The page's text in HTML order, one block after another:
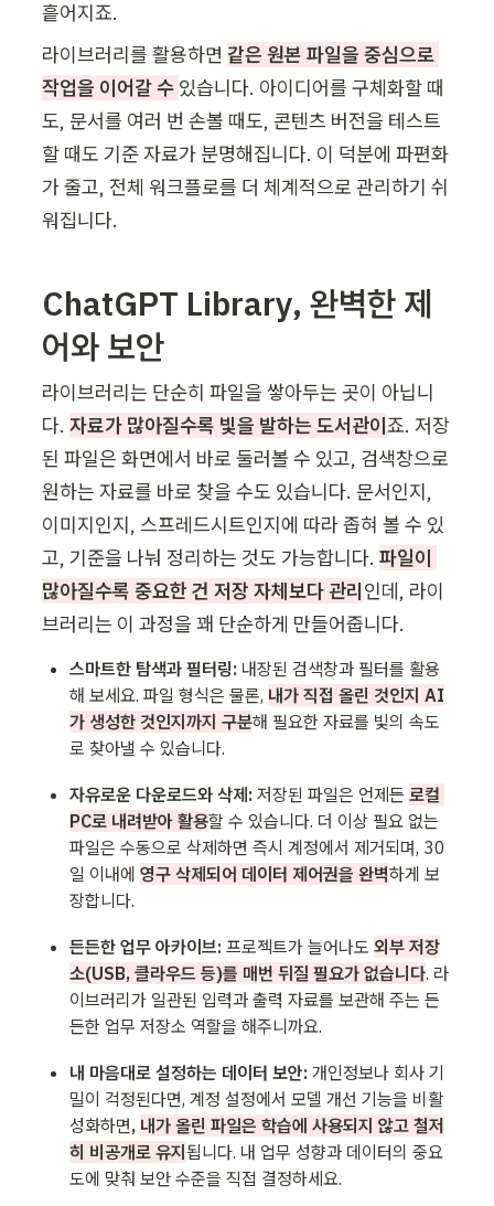
흩어지죠.
라이브러리를 활용하면 같은 원본 파일을 중심으로
작업을 이어갈 수 있습니다. 아이디어를 구체화할 때
도, 문서를 여러 번 손볼 때도, 콘텐츠 버전을 테스트
할 때도 기준 자료가 분명해집니다. 이 덕분에 파편화
가 줄고, 전체 워크플로를 더 체계적으로 관리하기 쉬
워집니다.
ChatGPT Library, 완벽한 제
어와 보안
라이브러리는 단순히 파일을 쌓아두는 곳이 아닙니
다. 자료가 많아질수록 빛을 발하는 도서관이죠. 저장
된 파일은 화면에서 바로 둘러볼 수 있고, 검색창으로
원하는 자료를 바로 찾을 수도 있습니다. 문서인지,
이미지인지, 스프레드시트인지에 따라 좁혀 볼 수 있
고, 기준을 나눠 정리하는 것도 가능합니다. 파일이
많아질수록 중요한 건 저장 자체보다 관리인데, 라이
브러리는 이 과정을 꽤 단순하게 만들어줍니다.
스마트한 탐색과 필터링: 내장된 검색창과 필터를 활용
해 보세요. 파일 형식은 물론, 내가 직접 올린 것인지 AI
가 생성한 것인지까지 구분해 필요한 자료를 빛의 속도
로 찾아낼 수 있습니다.
자유로운 다운로드와 삭제: 저장된 파일은 언제든 로컬
PC로 내려받아 활용할 수 있습니다. 더 이상 필요 없는
파일은 수동으로 삭제하면 즉시 계정에서 제거되며, 30
일 이내에 영구 삭제되어 데이터 제어권을 완벽하게 보
장합니다.
든든한 업무 아카이브: 프로젝트가 늘어나도 외부 저장
소(USB, 클라우드 등)를 매번 뒤질 필요가 없습니다. 라
이브러리가 일관된 입력과 출력 자료를 보관해 주는 든
든한 업무 저장소 역할을 해주니까요.
내 마음대로 설정하는 데이터 보안: 개인정보나 회사 기
밀이 걱정된다면, 계정 설정에서 모델 개선 기능을 비활
성화하면, 내가 올린 파일은 학습에 사용되지 않고 철저
히 비공개로 유지됩니다. 내 업무 성향과 데이터의 중요
도에 맞춰 보안 수준을 직접 결정하세요.